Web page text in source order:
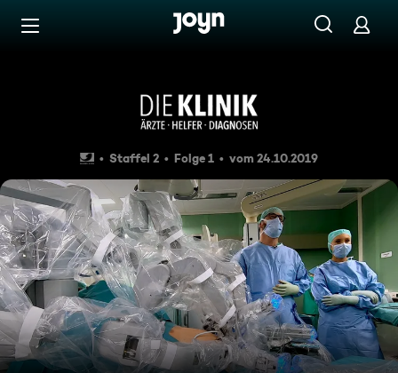
Zum Inhalt springen
Uniklinik Münster: vom
Staffel 2 Folge 1 vom 24.10.2019